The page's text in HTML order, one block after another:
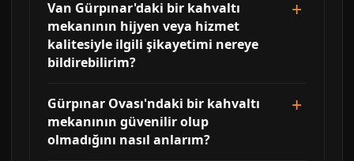
Van Gürpınar'daki bir kahvaltı
mekanının hijyen veya hizmet
kalitesiyle ilgili şikayetimi nereye
bildirebilirim?
Gürpınar Ovası'ndaki bir kahvaltı
mekanının güvenilir olup
olmadığını nasıl anlarım?